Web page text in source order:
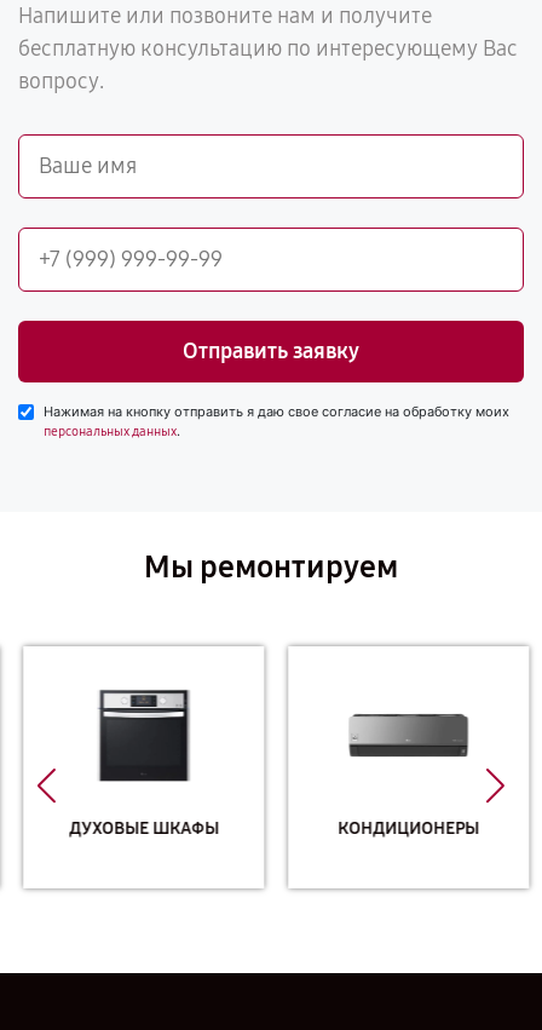
Напишите или позвоните нам и получите
бесплатную консультацию по интересующему Вас
вопросу.
Отправить заявку
Нажимая на кнопку отправить я даю свое согласие на обработку моих
персональных данных.
Мы ремонтируем
ДУХОВЫЕ ШКАФЫ КОНДИЦИОНЕРЫ